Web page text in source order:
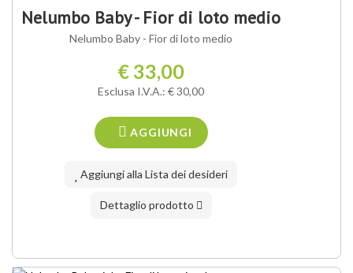
Nelumbo Baby - Fior di loto medio
Nelumbo Baby - Fior di loto medio
€ 33,00
Esclusa I.V.A.: € 30,00
AGGIUNGI
Aggiungi alla Lista dei desideri
Dettaglio prodotto